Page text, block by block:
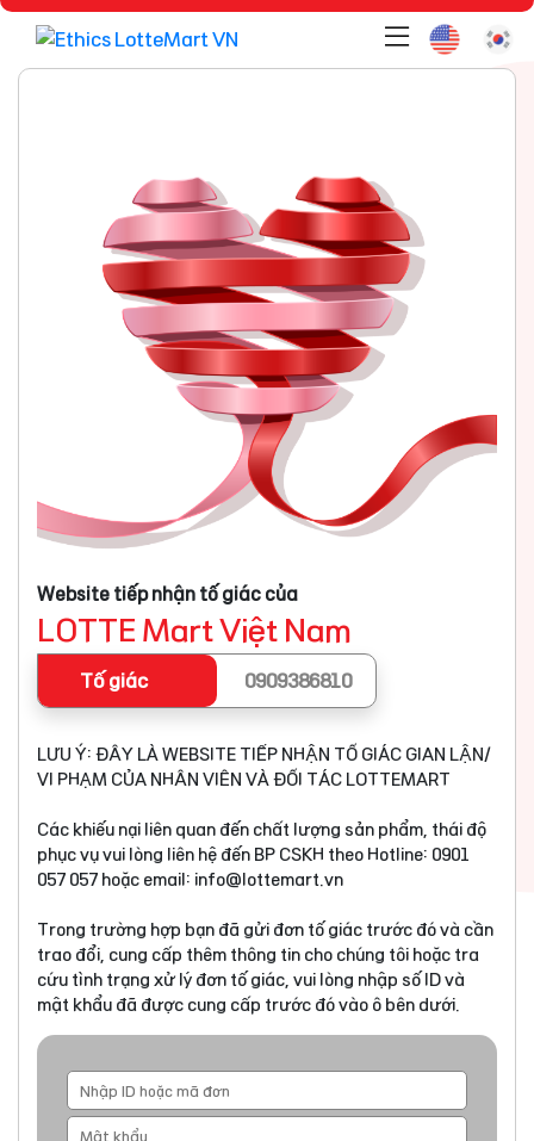
Website tiếp nhận tố giác của
LOTTE Mart Việt Nam
Tố giác 0909386810
LƯU Ý: ĐÂY LÀ WEBSITE TIẾP NHẬN TỐ GIÁC GIAN LẬN/
VI PHẠM CỦA NHÂN VIÊN VÀ ĐỐI TÁC LOTTEMART
Các khiếu nại liên quan đến chất lượng sản phẩm, thái độ
phục vụ vui lòng liên hệ đến BP CSKH theo Hotline: 0901
057 057 hoặc email: info@lottemart.vn
Trong trường hợp bạn đã gửi đơn tố giác trước đó và cần
trao đổi, cung cấp thêm thông tin cho chúng tôi hoặc tra
cứu tình trạng xử lý đơn tố giác, vui lòng nhập số ID và
mật khẩu đã được cung cấp trước đó vào ô bên dưới.